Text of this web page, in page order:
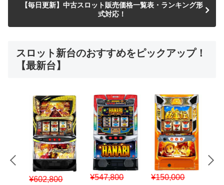
【毎日更新】中古スロット販売価格一覧表・ランキング形
式対応！
スロット新台のおすすめをピックアップ！
【最新台】
¥547,800
¥150,000
¥1,867,800